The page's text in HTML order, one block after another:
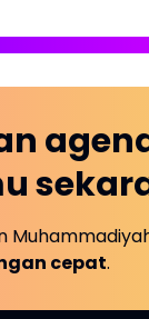
cepat.